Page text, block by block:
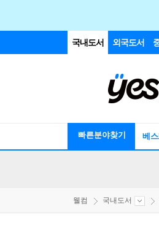
국내도서 외국도서
빠른분야찾기 베
웰컴 국내도서